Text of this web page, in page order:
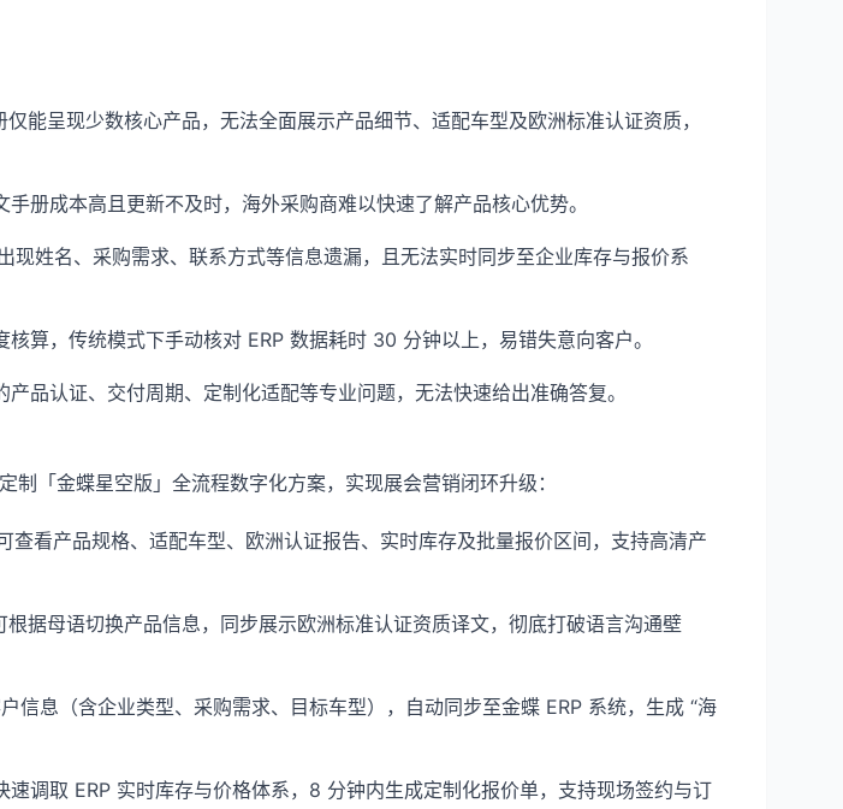
能呈现少数核心产品，无法全面展示产品细节、适配车型及欧洲标准认证资质，
册成本高且更新不及时，海外采购商难以快速了解产品核心优势。
姓名、采购需求、联系方式等信息遗漏，且无法实时同步至企业库存与报价系
算，传统模式下手动核对 ERP 数据耗时 30 分钟以上，易错失意向客户。
品认证、交付周期、定制化适配等专业问题，无法快速给出准确答复。
「金蝶星空版」全流程数字化方案，实现展会营销闭环升级：
查看产品规格、适配车型、欧洲认证报告、实时库存及批量报价区间，支持高清产
据母语切换产品信息，同步展示欧洲标准认证资质译文，彻底打破语言沟通壁
信息（含企业类型、采购需求、目标车型），自动同步至金蝶 ERP 系统，生成 “海
调取 ERP 实时库存与价格体系，8 分钟内生成定制化报价单，支持现场签约与订